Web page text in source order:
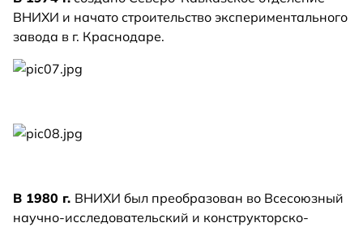
ВНИХИ и начато строительство экспериментального
завода в г. Краснодаре.
В 1980 г. ВНИХИ был преобразован во Всесоюзный
научно-исследовательский и конструкторско-